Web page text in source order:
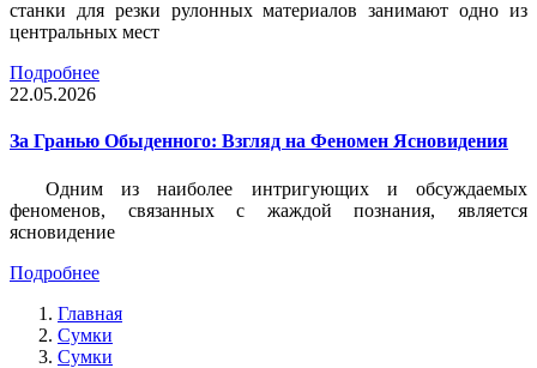
станки для резки рулонных материалов занимают одно из
центральных мест
Подробнее
22.05.2026
За Гранью Обыденного: Взгляд на Феномен Ясновидения
Одним из наиболее интригующих и обсуждаемых
феноменов, связанных с жаждой познания, является
ясновидение
Подробнее
Главная
Сумки
Сумки